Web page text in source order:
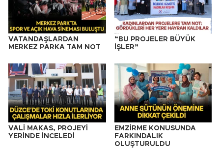
VATANDAŞLARDAN
MERKEZ PARKA TAM NOT
“BU PROJELER BÜYÜK
İŞLER”
VALİ MAKAS, PROJEYİ
YERİNDE İNCELEDİ
EMZİRME KONUSUNDA
FARKINDALIK
OLUŞTURULDU